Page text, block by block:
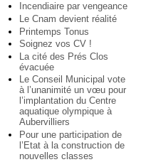
Incendiaire par vengeance
Le Cnam devient réalité
Printemps Tonus
Soignez vos CV !
La cité des Prés Clos
évacuée
Le Conseil Municipal vote
à l’unanimité un vœu pour
l’implantation du Centre
aquatique olympique à
Aubervilliers
Pour une participation de
l’Etat à la construction de
nouvelles classes